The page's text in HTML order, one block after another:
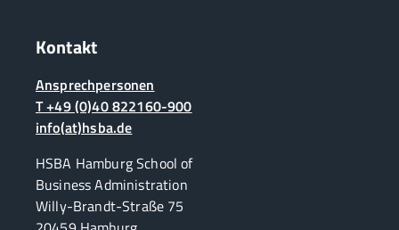
Kontakt
Ansprechpersonen
T +49 (0)40 822160-900
info(at)hsba.de
HSBA Hamburg School of
Business Administration
Willy-Brandt-Straße 75